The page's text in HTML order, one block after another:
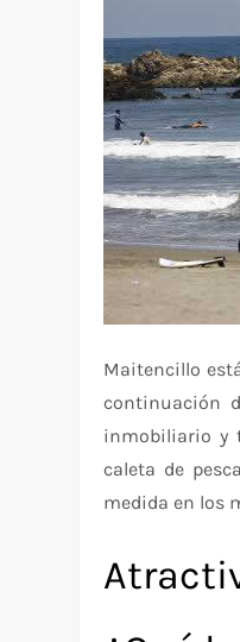
Maitencillo
continuación
inmobiliario y
caleta de
medida en los